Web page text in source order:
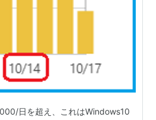
日を超え、これはWindows10